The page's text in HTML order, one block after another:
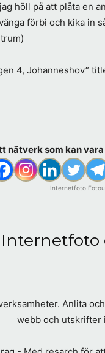
höll på att plåta en
förbi och kika in
4, Johanneshov”
nätverk som kan
Internetfoto
Internetfoto
Anlita
webb och utskrifter